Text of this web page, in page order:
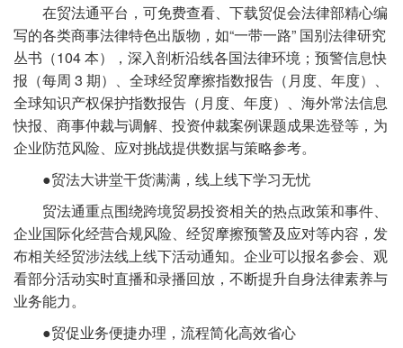
在贸法通平台，可免费查看、下载贸促会法律部精心编
写的各类商事法律特色出版物，如“一带一路” 国别法律研究
丛书（104 本），深入剖析沿线各国法律环境；预警信息快
报（每周 3 期）、全球经贸摩擦指数报告（月度、年度）、
全球知识产权保护指数报告（月度、年度）、海外常法信息
快报、商事仲裁与调解、投资仲裁案例课题成果选登等，为
企业防范风险、应对挑战提供数据与策略参考。
●贸法大讲堂干货满满，线上线下学习无忧
贸法通重点围绕跨境贸易投资相关的热点政策和事件、
企业国际化经营合规风险、经贸摩擦预警及应对等内容，发
布相关经贸涉法线上线下活动通知。企业可以报名参会、观
看部分活动实时直播和录播回放，不断提升自身法律素养与
业务能力。
●贸促业务便捷办理，流程简化高效省心